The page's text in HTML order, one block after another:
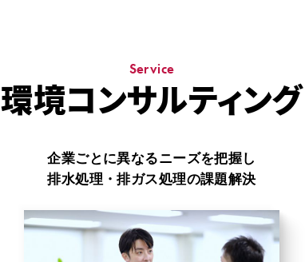
Service
環境コンサルティング
企業ごとに異なるニーズを把握し
排水処理・排ガス処理の課題解決